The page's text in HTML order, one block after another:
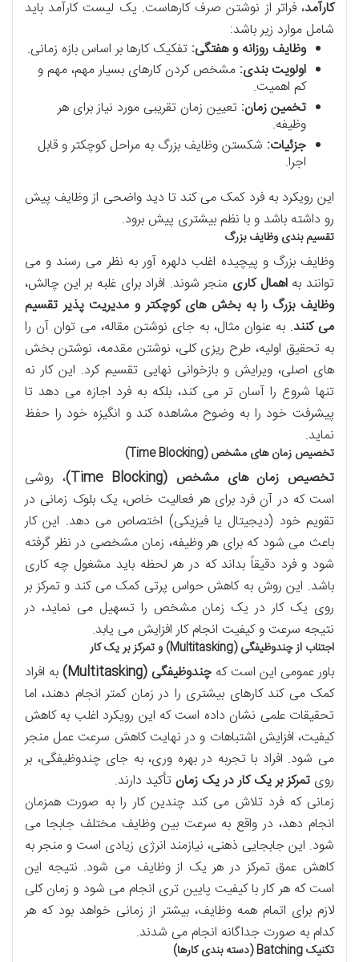
کارآمد، فراتر از نوشتن صرف کارهاست. یک لیست کارآمد باید
شامل موارد زیر باشد:
وظایف روزانه و هفتگی: تفکیک کارها بر اساس بازه زمانی.
اولویت بندی: مشخص کردن کارهای بسیار مهم، مهم و
کم اهمیت.
تخمین زمان: تعیین زمان تقریبی مورد نیاز برای هر
وظیفه.
جزئیات: شکستن وظایف بزرگ به مراحل کوچکتر و قابل
اجرا.
این رویکرد به فرد کمک می کند تا دید واضحی از وظایف پیش
رو داشته باشد و با نظم بیشتری پیش برود.
تقسیم بندی وظایف بزرگ
وظایف بزرگ و پیچیده اغلب دلهره آور به نظر می رسند و می
توانند بهاهمال کاری منجر شوند. افراد برای غلبه بر این چالش،
وظایف بزرگ را به بخش های کوچکتر و مدیریت پذیر تقسیم
می کنند. به عنوان مثال، به جای نوشتن مقاله، می توان آن را
به تحقیق اولیه، طرح ریزی کلی، نوشتن مقدمه، نوشتن بخش
های اصلی، ویرایش و بازخوانی نهایی تقسیم کرد. این کار نه
تنها شروع را آسان تر می کند، بلکه به فرد اجازه می دهد تا
پیشرفت خود را به وضوح مشاهده کند و انگیزه خود را حفظ
نماید.
تخصیص زمان های مشخص (Time Blocking)
تخصیص زمان های مشخص (Time Blocking)
، روشی
است که در آن فرد برای هر فعالیت خاص، یک بلوک زمانی در
تقویم خود (دیجیتال یا فیزیکی) اختصاص می دهد. این کار
باعث می شود که برای هر وظیفه، زمان مشخصی در نظر گرفته
شود و فرد دقیقاً بداند که در هر لحظه باید مشغول چه کاری
باشد. این روش به کاهش حواس پرتی کمک می کند و تمرکز بر
روی یک کار در یک زمان مشخص را تسهیل می نماید، در
نتیجه سرعت و کیفیت انجام کار افزایش می یابد.
اجتناب از چندوظیفگی (Multitasking) و تمرکز بر یک کار
باور عمومی این است که چندوظیفگی (Multitasking)
به افراد
کمک می کند کارهای بیشتری را در زمان کمتر انجام دهند، اما
تحقیقات علمی نشان داده است که این رویکرد اغلب به کاهش
کیفیت، افزایش اشتباهات و در نهایت کاهش سرعت عمل منجر
می شود. افراد با تجربه در بهره وری، به جای چندوظیفگی، بر
روی تمرکز بر یک کار در یک زمان تأکید دارند.
زمانی که فرد تلاش می کند چندین کار را به صورت همزمان
انجام دهد، در واقع به سرعت بین وظایف مختلف جابجا می
شود. این جابجایی ذهنی، نیازمند انرژی زیادی است و منجر به
کاهش عمق تمرکز در هر یک از وظایف می شود. نتیجه این
است که هر کار با کیفیت پایین تری انجام می شود و زمان کلی
لازم برای اتمام همه وظایف، بیشتر از زمانی خواهد بود که هر
کدام به صورت جداگانه انجام می شدند.
تکنیک Batching (دسته بندی کارها)